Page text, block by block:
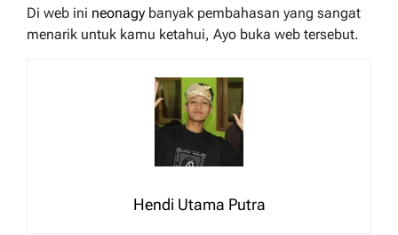
Di web ini neonagy banyak pembahasan yang sangat
menarik untuk kamu ketahui, Ayo buka web tersebut.
Hendi Utama Putra